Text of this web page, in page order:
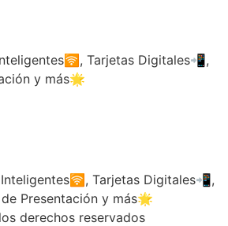
Tarjetas Digitales📲,
y más🌟
Tarjetas Digitales📲,
Presentación y más🌟
derechos reservados